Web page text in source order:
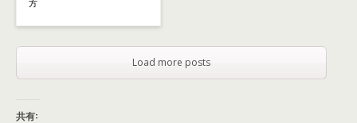
方
Load more posts
共有: